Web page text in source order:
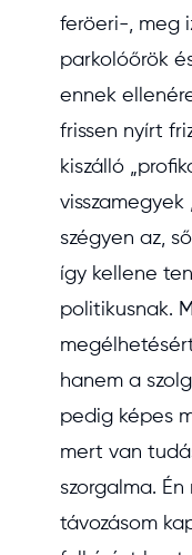
feröeri-, meg
parkolóőrök
ennek
frissen nyírt
kiszálló
visszamegyek
szégyen az,
így kellene
politikusnak.
hanem a
pedig képes
mert van
szorgalma. Én
távozásom